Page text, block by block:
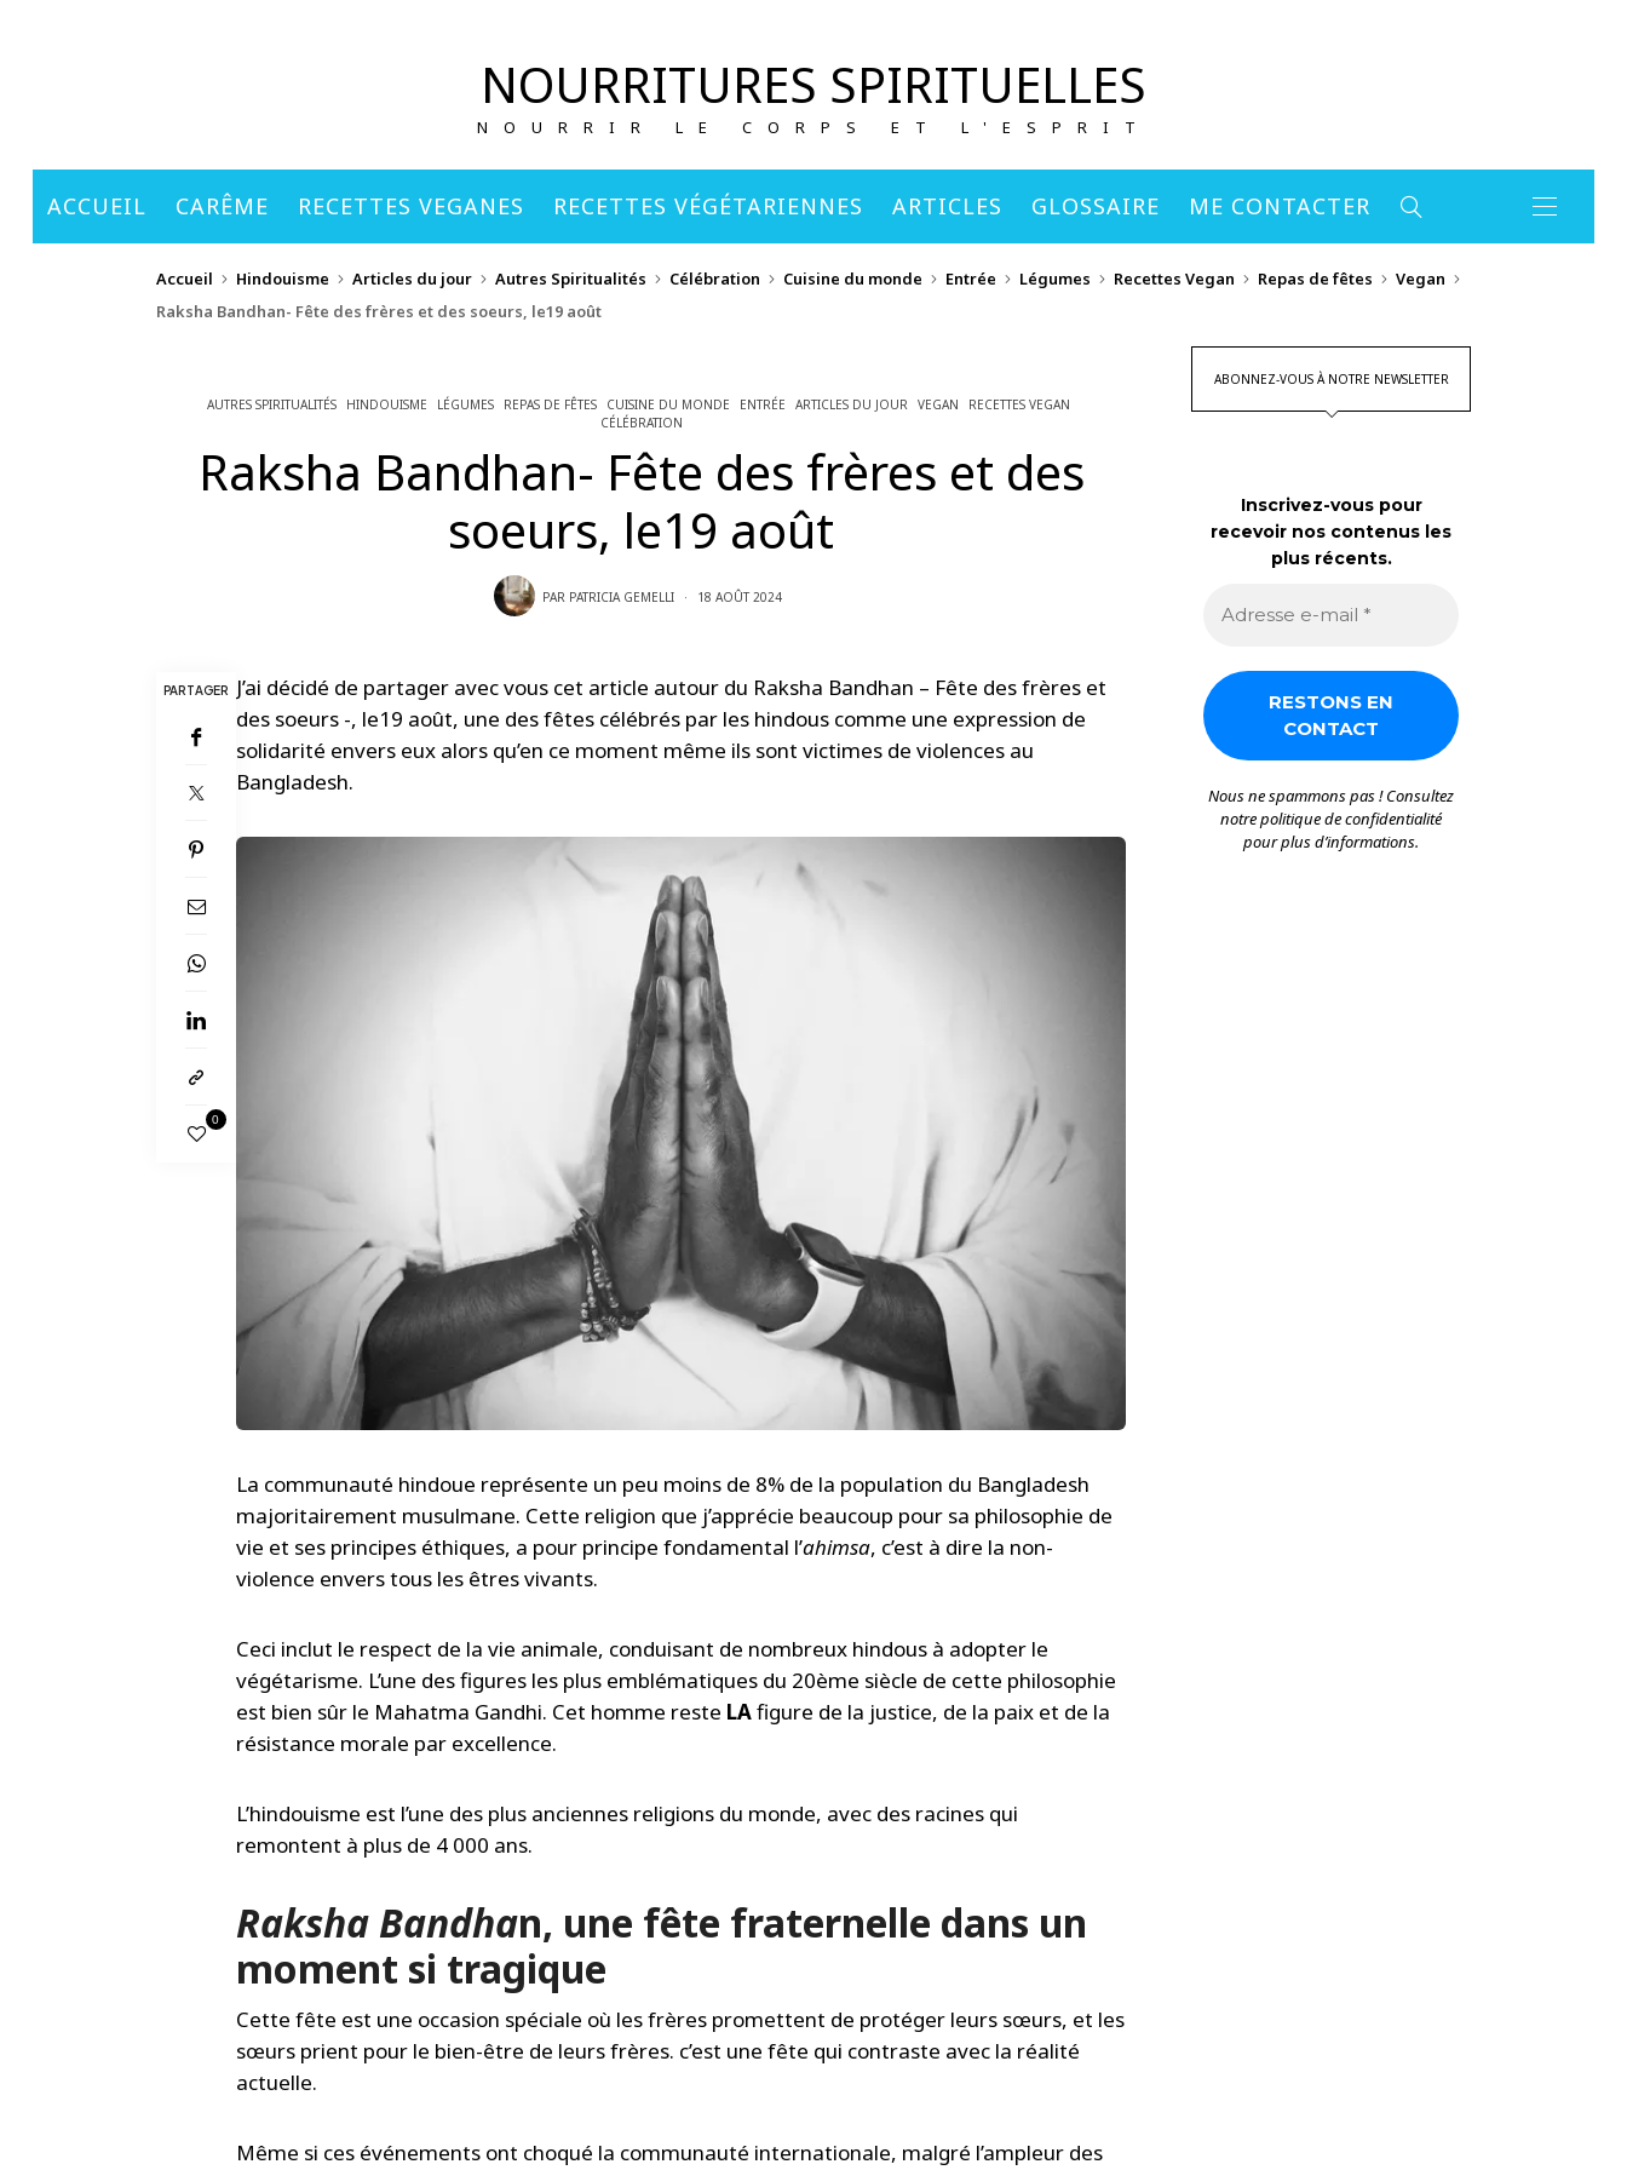
NOURRITURES SPIRITUELLES
NOURRIR LE CORPS ET L'ESPRIT
ACCUEIL CARÊME RECETTES VEGANES RECETTES VÉGÉTARIENNES ARTICLES GLOSSAIRE ME CONTACTER
Accueil Hindouisme Articles du jour Autres Spiritualités Célébration Cuisine du monde Entrée Légumes Recettes Vegan Repas de fêtes
Vegan
Raksha Bandhan- Fête des frères et des soeurs, le19 août
AUTRES SPIRITUALITÉS HINDOUISME LÉGUMES REPAS DE FÊTES CUISINE DU MONDE ENTRÉE ARTICLES DU JOUR VEGAN
RECETTES VEGAN
CÉLÉBRATION
Raksha Bandhan- Fête des frères et des
soeurs, le19 août
PAR PATRICIA GEMELLI 18 AOÛT 2024
PARTAGER
0
J’ai décidé de partager avec vous cet article autour du Raksha Bandhan – Fête des frères et
des soeurs -, le19 août, une des fêtes célébrés par les hindous comme une expression de
solidarité envers eux alors qu’en ce moment même ils sont victimes de violences au
Bangladesh.
La communauté hindoue représente un peu moins de 8% de la population du Bangladesh
majoritairement musulmane. Cette religion que j’apprécie beaucoup pour sa philosophie de
vie et ses principes éthiques, a pour principe fondamental l’ahimsa, c’est à dire la non-
violence envers tous les êtres vivants.
Ceci inclut le respect de la vie animale, conduisant de nombreux hindous à adopter le
végétarisme. L’une des figures les plus emblématiques du 20ème siècle de cette philosophie
est bien sûr le Mahatma Gandhi. Cet homme reste LAfigure de la justice, de la paix et de la
résistance morale par excellence.
L’hindouisme est l’une des plus anciennes religions du monde, avec des racines qui
remontent à plus de 4 000 ans.
Raksha Bandhan, une fête fraternelle dans un
moment si tragique
Cette fête est une occasion spéciale où les frères promettent de protéger leurs sœurs, et les
sœurs prient pour le bien-être de leurs frères. c’est une fête qui contraste avec la réalité
actuelle.
Même si ces événements ont choqué la communauté internationale, malgré l’ampleur des
ABONNEZ-VOUS À NOTRE NEWSLETTER
Inscrivez-vous pour
recevoir nos contenus les
plus récents.
Nous ne spammons pas ! Consultez
notrepolitique de confidentialité
pour plus d’informations.